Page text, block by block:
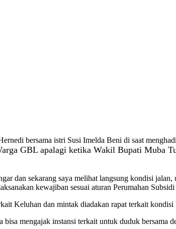
bersama istri Susi Imelda Beni di saat
GBL apalagi ketika Wakil Bupati Muba
dan sekarang saya melihat langsung kondisi jalan,
kewajiban sesuai aturan Perumahan Subsidi
Keluhan dan mintak diadakan rapat terkait kondisi
mengajak instansi terkait untuk duduk bersama